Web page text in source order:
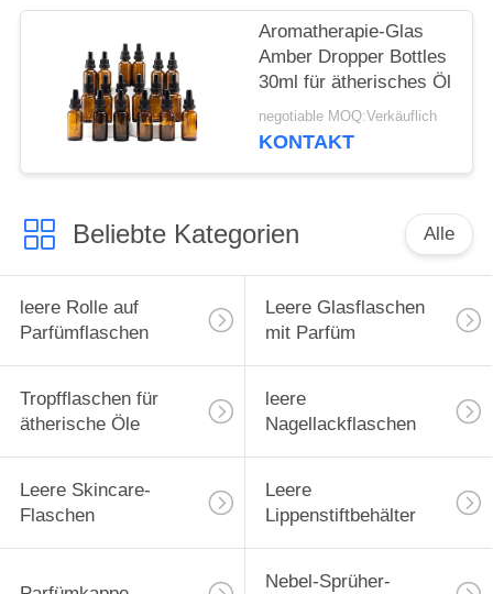
Aromatherapie-Glas
Amber Dropper Bottles
30ml für ätherisches Öl
negotiable MOQ:Verkäuflich
KONTAKT
Beliebte Kategorien Alle
leere Rolle auf
Parfümflaschen
Leere Glasflaschen
mit Parfüm
Tropfflaschen für
ätherische Öle
leere
Nagellackflaschen
Leere Skincare-
Flaschen
Leere
Lippenstiftbehälter
Nebel-Sprüher-